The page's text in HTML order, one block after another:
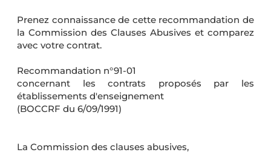
Prenez connaissance de cette recommandation de
la Commission des Clauses Abusives et comparez
avec votre contrat.
Recommandation n°91-01
concernant les contrats proposés par les
établissements d'enseignement
(BOCCRF du 6/09/1991)
La Commission des clauses abusives,